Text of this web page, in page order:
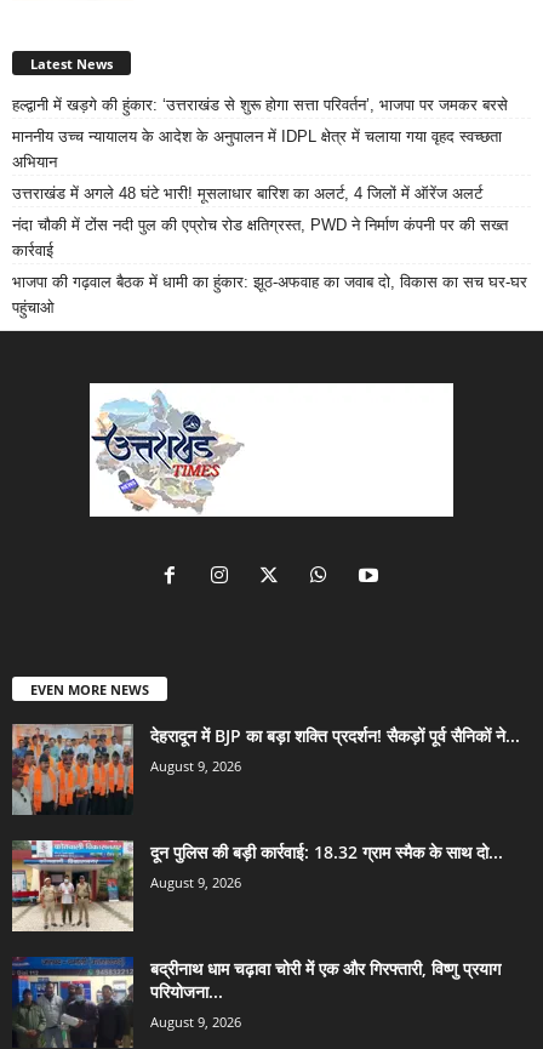
Latest News
हल्द्वानी में खड़गे की हुंकार: ‘उत्तराखंड से शुरू होगा सत्ता परिवर्तन’, भाजपा पर जमकर बरसे
माननीय उच्च न्यायालय के आदेश के अनुपालन में IDPL क्षेत्र में चलाया गया वृहद स्वच्छता
अभियान
उत्तराखंड में अगले 48 घंटे भारी! मूसलाधार बारिश का अलर्ट, 4 जिलों में ऑरेंज अलर्ट
नंदा चौकी में टोंस नदी पुल की एप्रोच रोड क्षतिग्रस्त, PWD ने निर्माण कंपनी पर की सख्त
कार्रवाई
भाजपा की गढ़वाल बैठक में धामी का हुंकार: झूठ-अफवाह का जवाब दो, विकास का सच घर-घर
पहुंचाओ
EVEN MORE NEWS
देहरादून में BJP का बड़ा शक्ति प्रदर्शन! सैकड़ों पूर्व सैनिकों ने...
August 9, 2026
दून पुलिस की बड़ी कार्रवाई: 18.32 ग्राम स्मैक के साथ दो...
August 9, 2026
बद्रीनाथ धाम चढ़ावा चोरी में एक और गिरफ्तारी, विष्णु प्रयाग
परियोजना...
August 9, 2026